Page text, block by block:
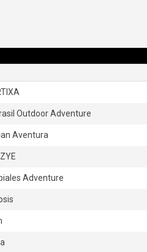
Outdoor Adventure
Aventura
Adventure